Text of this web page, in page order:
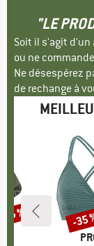
"LE
Soit il s'agit
ou ne
Ne désespérez
de rechange à
% -35